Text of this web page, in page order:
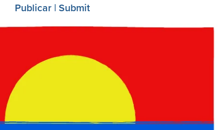
Publicar | Submit